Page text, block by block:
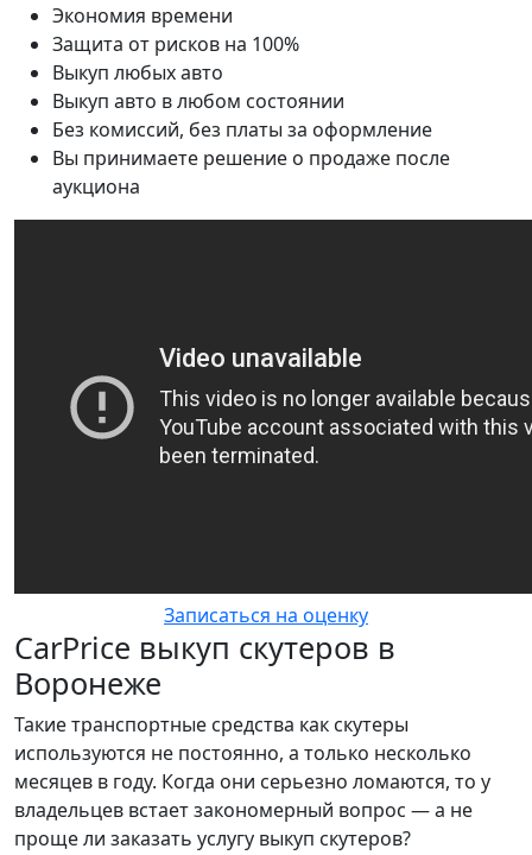
Экономия времени
Защита от рисков на 100%
Выкуп любых авто
Выкуп авто в любом состоянии
Без комиссий, без платы за оформление
Вы принимаете решение о продаже после
аукциона
Записаться на оценку
CarPrice выкуп скутеров в
Воронеже
Такие транспортные средства как скутеры
используются не постоянно, а только несколько
месяцев в году. Когда они серьезно ломаются, то у
владельцев встает закономерный вопрос — а не
проще ли заказать услугу выкуп скутеров?